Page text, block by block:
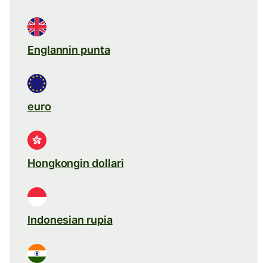
Englannin punta
euro
Hongkongin dollari
Indonesian rupia